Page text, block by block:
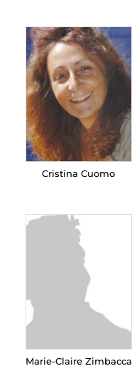
Cristina Cuomo
Marie-Claire Zimbacca